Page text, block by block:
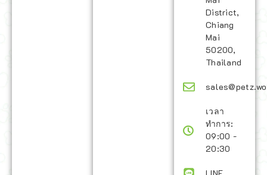
District,
Chiang
Mai
50200,
Thailand
เวลา
ทำการ:
09:00 -
20:30